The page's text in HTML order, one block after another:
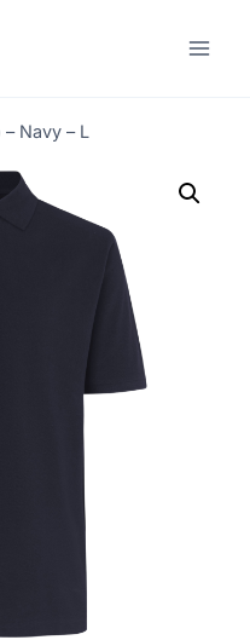
Navy – L